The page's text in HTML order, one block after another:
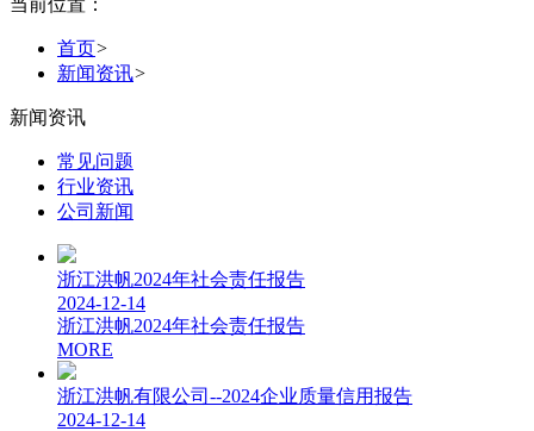
当前位置：
首页>
新闻资讯>
新闻资讯
常见问题
行业资讯
公司新闻
浙江洪帆2024年社会责任报告
2024-12-14
浙江洪帆2024年社会责任报告
MORE
浙江洪帆有限公司--2024企业质量信用报告
2024-12-14